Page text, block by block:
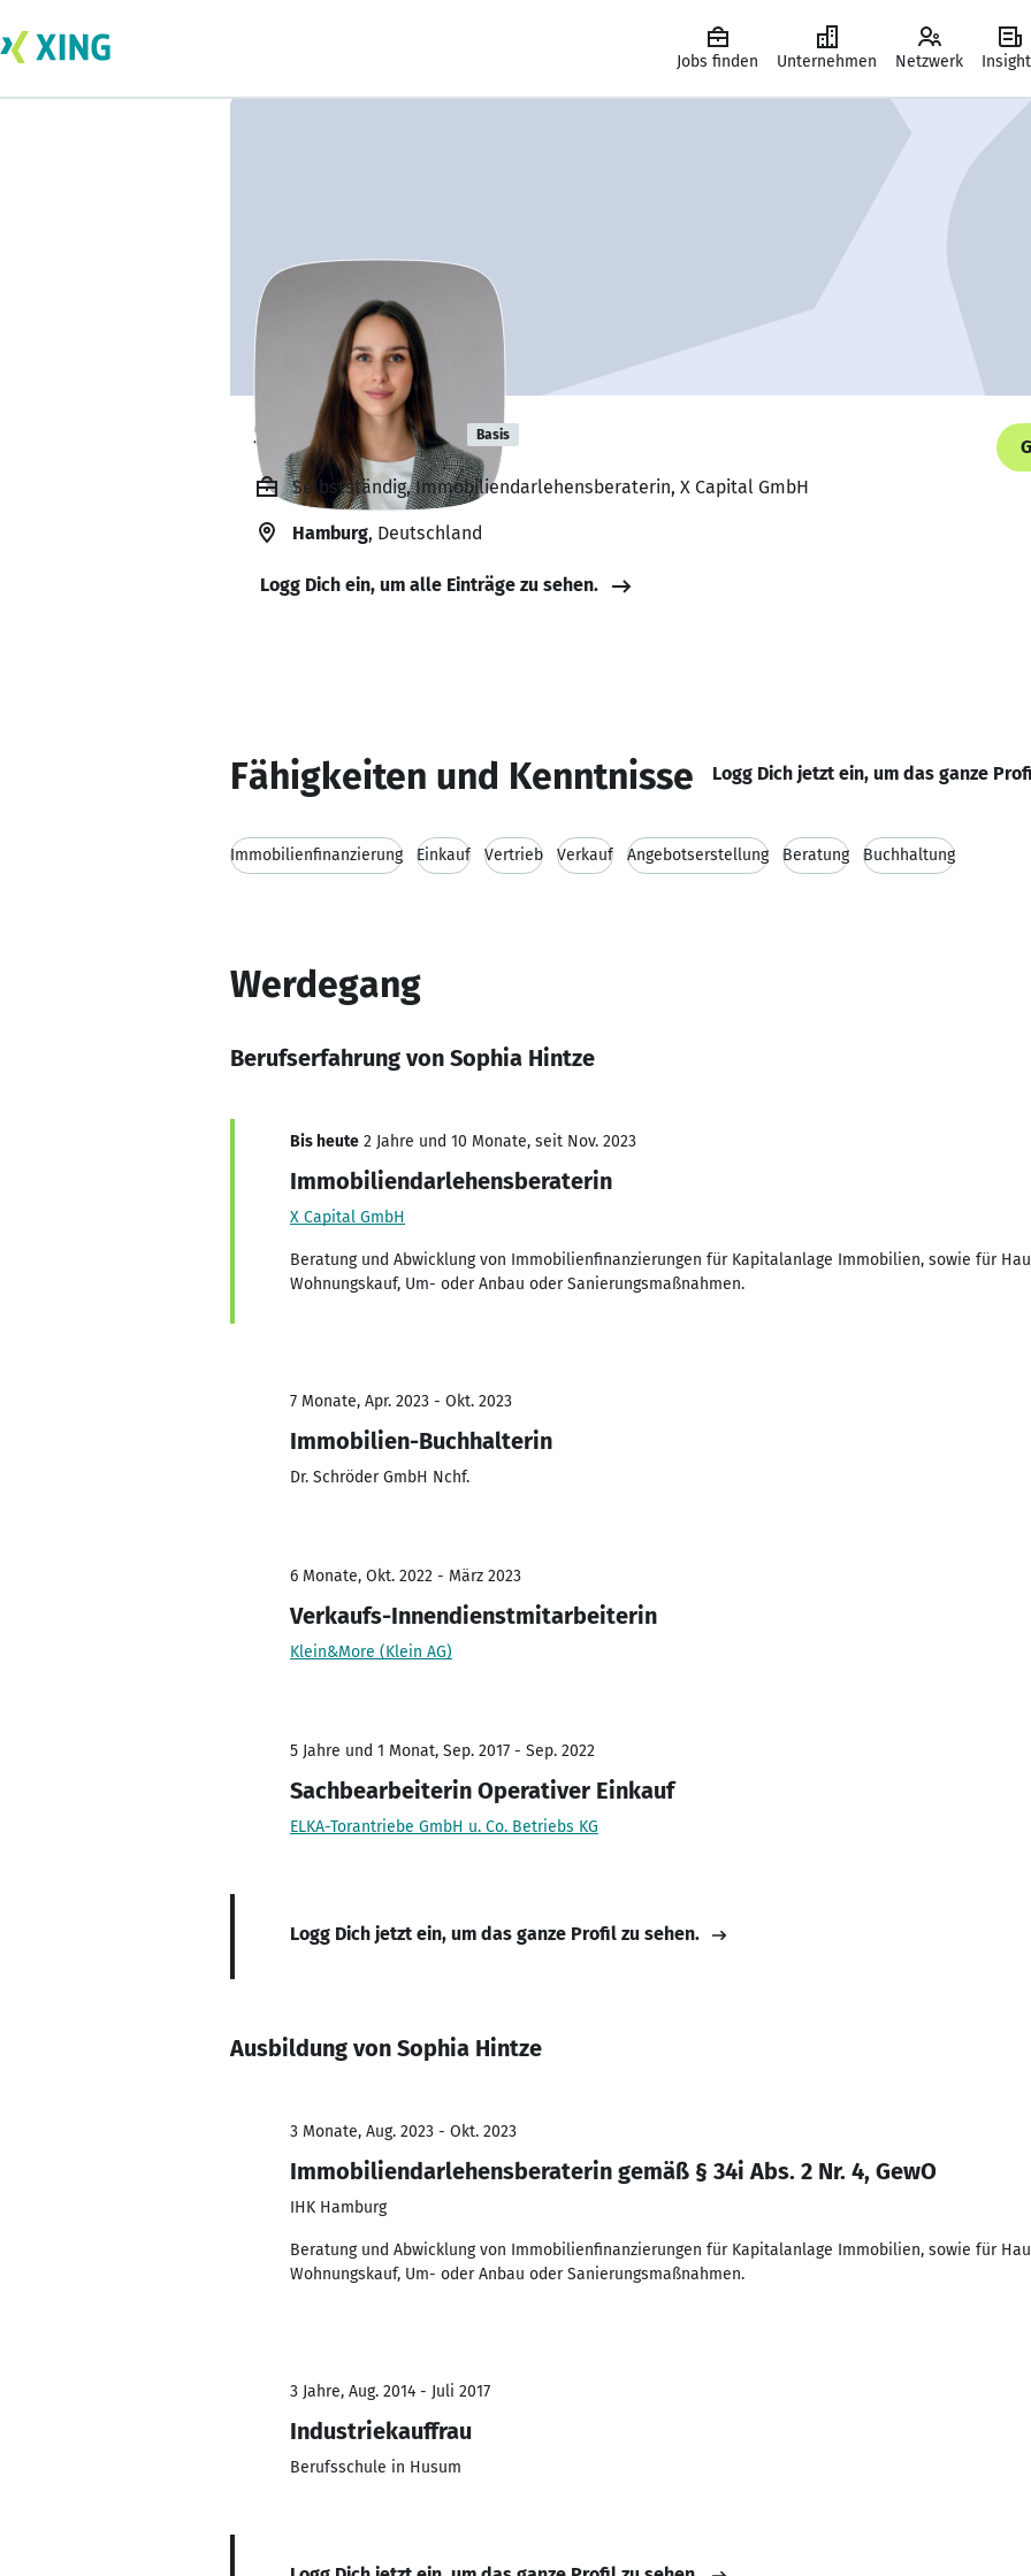
Jobs finden Unternehmen Netzwerk
Sophia Hintze Basis
Selbstständig, Immobiliendarlehensberaterin, X Capital GmbH
Hamburg, Deutschland
Logg Dich ein, um alle Einträge zu sehen.
Fähigkeiten und Kenntnisse Logg Dich jetzt ein, um das ganze
Immobilienfinanzierung Einkauf Vertrieb Verkauf Angebotserstellung Beratung Buchhaltung
Werdegang
Berufserfahrung von Sophia Hintze
Bis heute 2 Jahre und 10 Monate, seit Nov. 2023
Immobiliendarlehensberaterin
X Capital GmbH
Beratung und Abwicklung von Immobilienfinanzierungen für Kapitalanlage Immobilien, sowie für
Wohnungskauf, Um- oder Anbau oder Sanierungsmaßnahmen.
7 Monate, Apr. 2023 - Okt. 2023
Immobilien-Buchhalterin
Dr. Schröder GmbH Nchf.
6 Monate, Okt. 2022 - März 2023
Verkaufs-Innendienstmitarbeiterin
Klein&More (Klein AG)
5 Jahre und 1 Monat, Sep. 2017 - Sep. 2022
Sachbearbeiterin Operativer Einkauf
ELKA-Torantriebe GmbH u. Co. Betriebs KG
Logg Dich jetzt ein, um das ganze Profil zu sehen.
Ausbildung von Sophia Hintze
3 Monate, Aug. 2023 - Okt. 2023
Immobiliendarlehensberaterin gemäß § 34i Abs. 2 Nr. 4, GewO
IHK Hamburg
Beratung und Abwicklung von Immobilienfinanzierungen für Kapitalanlage Immobilien, sowie für
Wohnungskauf, Um- oder Anbau oder Sanierungsmaßnahmen.
3 Jahre, Aug. 2014 - Juli 2017
Industriekauffrau
Berufsschule in Husum